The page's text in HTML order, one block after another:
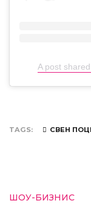
A post
TAGS СВЕН
ШОУ-БИЗНИС